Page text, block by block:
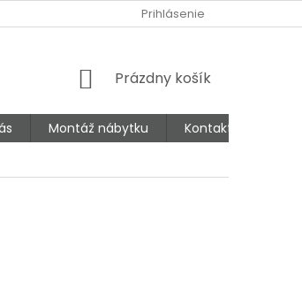
Prihlásenie
NÁKUPNÝ
Prázdny košík
Montáž nábytku
Kontakty